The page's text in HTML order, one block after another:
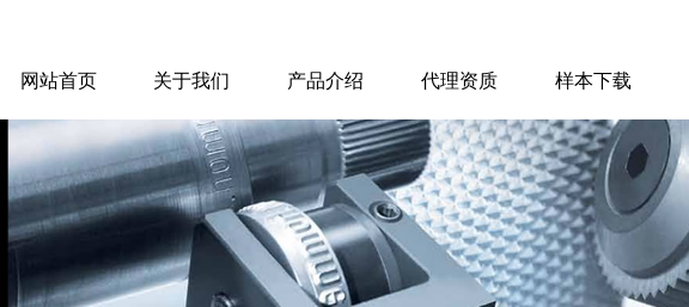
网站首页 关于我们 产品介绍 代理资质 样本下载